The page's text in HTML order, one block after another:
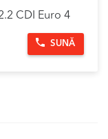
CDI Euro 4
SUNĂ